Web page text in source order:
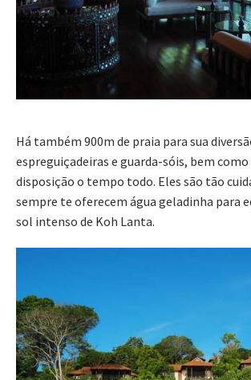
Há também 900m de praia para sua
espreguiçadeiras e guarda-sóis, bem
disposição o tempo todo. Eles são tão
sempre te oferecem água geladinha para
sol intenso de Koh Lanta.